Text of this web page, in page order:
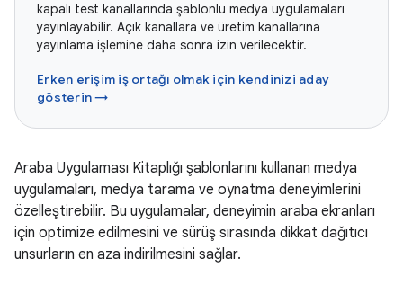
kapalı test kanallarında şablonlu medya uygulamaları
yayınlayabilir. Açık kanallara ve üretim kanallarına
yayınlama işlemine daha sonra izin verilecektir.
Erken erişim iş ortağı olmak için kendinizi aday
gösterin →
Araba Uygulaması Kitaplığı şablonlarını kullanan medya
uygulamaları, medya tarama ve oynatma deneyimlerini
özelleştirebilir. Bu uygulamalar, deneyimin araba ekranları
için optimize edilmesini ve sürüş sırasında dikkat dağıtıcı
unsurların en aza indirilmesini sağlar.